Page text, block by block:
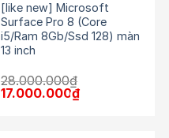
[like new] Microsoft
Surface Pro 8 (Core
i5/Ram 8Gb/Ssd 128) màn
13 inch
28.000.000₫
Giá
17.000.000₫Giá